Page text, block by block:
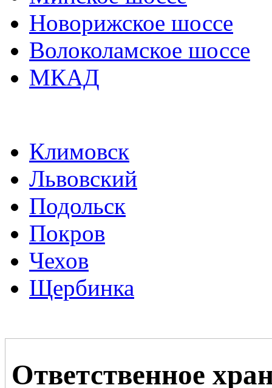
Новорижское шоссе
Волоколамское шоссе
МКАД
Климовск
Львовский
Подольск
Покров
Чехов
Щербинка
Ответственное